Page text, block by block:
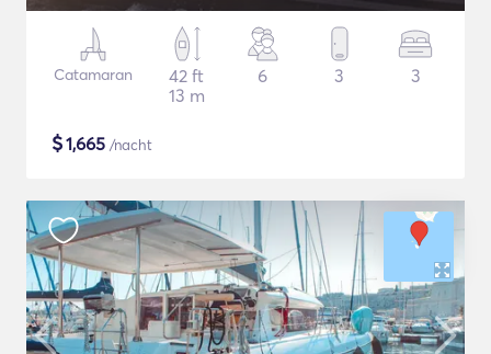
Catamaran
42 ft
13 m
6 3 3
$1,665 /nacht